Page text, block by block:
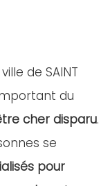
de SAINT
du
cher disparu.
se
pour